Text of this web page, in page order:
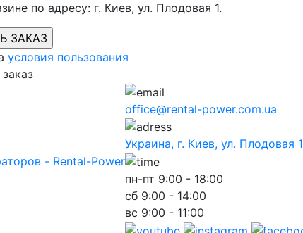
по адресу: г. Киев, ул. Плодовая 1.
условия пользования
office@rental-power.com.ua
Украина, г. Киев, ул. Плодовая 1
пн-пт 9:00 - 18:00
сб 9:00 - 14:00
вс 9:00 - 11:00